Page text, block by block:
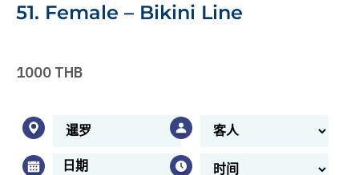
51. Female – Bikini Line
1000 THB